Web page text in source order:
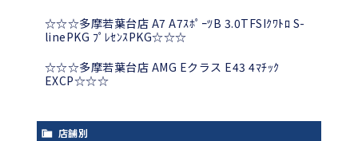
☆☆☆多摩若葉台店 A7 A7ｽﾎﾟｰﾂB 3.0TFSIｸﾜﾄﾛ S-
linePKG ﾌﾟﾚｾﾝｽPKG☆☆☆
☆☆☆多摩若葉台店 AMG Eクラス E43 4ﾏﾁｯｸ
EXCP☆☆☆
店舗別